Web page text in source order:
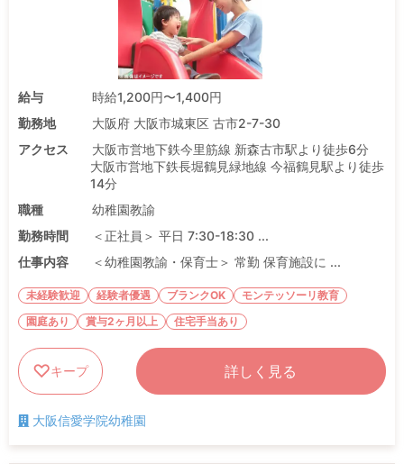
給与
時給1,200円〜1,400円
勤務地
大阪府 大阪市城東区 古市2-7-30
アクセス
大阪市営地下鉄今里筋線 新森古市駅より徒歩6分
大阪市営地下鉄長堀鶴見緑地線 今福鶴見駅より徒歩
14分
職種
幼稚園教諭
勤務時間
＜正社員＞ 平日 7:30-18:30 ...
仕事内容
＜幼稚園教諭・保育士＞ 常勤 保育施設に ...
未経験歓迎 経験者優遇 ブランクOK
モンテッソーリ教育
園庭あり
賞与2ヶ月以上 住宅手当あり
キープ 詳しく見る
大阪信愛学院幼稚園